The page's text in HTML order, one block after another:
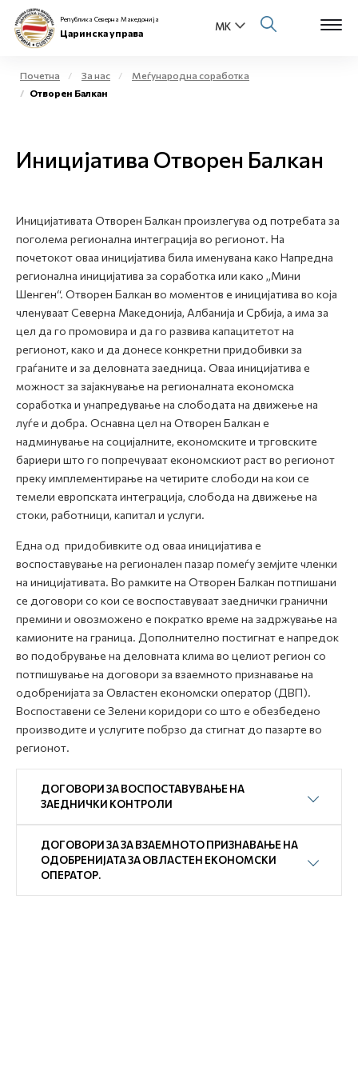
Физички лица
Open
Е-Царина
Open
Медиа центар
Контакт
Е-Весник
Република Северна Македонија
Царинска управа
Почетна За нас
Меѓународна соработка
Отворен Балкан
Иницијатива Отворен Балкан
Иницијативата Отворен Балкан произлегува од потребата за
поголема регионална интеграција во регионот. На
почетокот оваа иницијатива била именувана како Напредна
регионална иницијатива за соработка или како „Мини
Шенген“. Отворен Балкан во моментов е иницијатива во која
членуваат Северна Македонија, Албанија и Србија, а има за
цел да го промовира и да го развива капацитетот на
регионот, како и да донесе конкретни придобивки за
граѓаните и за деловната заедница. Оваа иницијатива е
можност за зајакнување на регионалната економска
соработка и унапредување на слободата на движење на
луѓе и добра. Оснавна цел на Отворен Балкан е
надминување на социјалните, економските и трговските
бариери што го попречуваат економскиот раст во регионот
преку имплементирање на четирите слободи на кои се
темели европската интеграција, слобода на движење на
стоки, работници, капитал и услуги.
Една од придобивките од оваа иницијатива e
воспоставување на регионален пазар помеѓу земјите членки
на иницијативата. Во рамките на Отворен Балкан потпишани
се договори со кои се воспоставуваат заеднички гранични
премини и овозможено е пократко време на задржување на
камионите на граница. Дополнително постигнат е напредок
во подобрување на деловната клима во целиот регион со
потпишување на договори за взаемното признавање на
одобренијата за Овластен економски оператор (ДВП).
Воспоставени се Зелени коридори со што е обезбедено
производите и услугите побрзо да стигнат до пазарте во
регионот.
ДОГОВОРИ ЗА ВОСПОСТАВУВАЊЕ НА
ЗАЕДНИЧКИ КОНТРОЛИ
ДОГОВОРИ ЗА ЗА ВЗАЕМНОТО ПРИЗНАВАЊЕ НА
ОДОБРЕНИЈАТА ЗА ОВЛАСТЕН ЕКОНОМСКИ
ОПЕРАТОР.